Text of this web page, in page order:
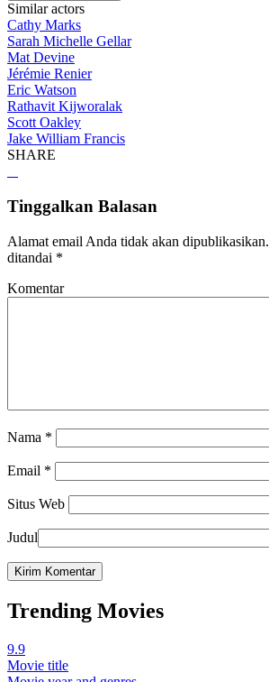
Similar actors
Cathy Marks
Sarah Michelle Gellar
Mat Devine
Jérémie Renier
Eric Watson
Rathavit Kijworalak
Scott Oakley
Jake William Francis
SHARE
Tinggalkan Balasan
Alamat email Anda tidak akan dipublikasikan.
ditandai *
Komentar
Nama *
Email *
Situs Web
Judul
Trending Movies
9.9
Movie title